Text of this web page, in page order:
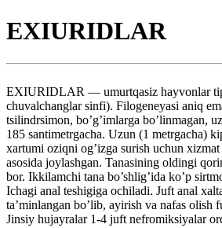
EXIURIDLAR
EXIURIDLAR — umurtqasiz hayvonlar
chuvalchanglar sinfi). Filogeneyasi aniq
tsilindrsimon, bo’g’imlarga bo’linmagan,
185 santimetrgacha. Uzun (1 metrgacha)
xartumi oziqni og’izga surish uchun
asosida joylashgan. Tanasining oldingi
bor. Ikkilamchi tana bo’shlig’ida ko’p
Ichagi anal teshigiga ochiladi. Juft anal
ta’minlangan bo’lib, ayirish va nafas olish
Jinsiy hujayralar 1-4 juft nefromiksiyalar